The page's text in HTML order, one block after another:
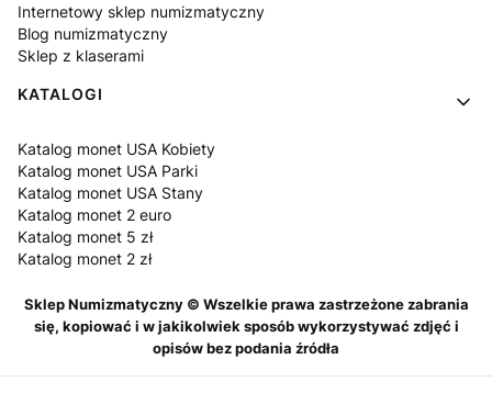
Internetowy sklep numizmatyczny
Blog numizmatyczny
Sklep z klaserami
KATALOGI
Katalog monet USA Kobiety
Katalog monet USA Parki
Katalog monet USA Stany
Katalog monet 2 euro
Katalog monet 5 zł
Katalog monet 2 zł
Sklep Numizmatyczny © Wszelkie prawa zastrzeżone zabrania
się, kopiować i w jakikolwiek sposób wykorzystywać zdjęć i
opisów bez podania źródła